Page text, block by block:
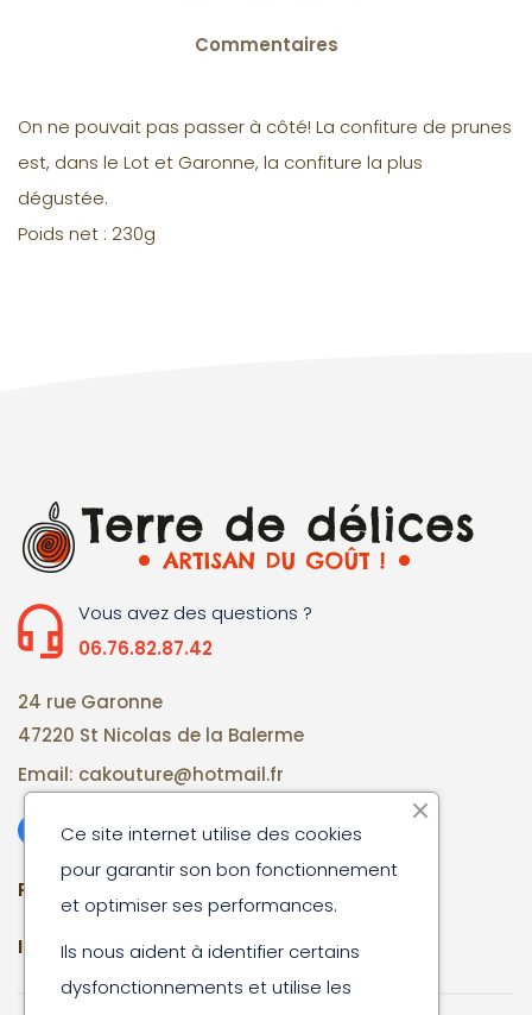
Commentaires
On ne pouvait pas passer à côté! La confiture de prunes
est, dans le Lot et Garonne, la confiture la plus
dégustée.
Poids net : 230g
Vous avez des questions ?
06.76.82.87.42
24 rue Garonne
47220 St Nicolas de la Balerme
Email: cakouture@hotmail.fr
Produits, Informations & Compte Client
Informations
Ce site internet utilise des cookies
pour garantir son bon fonctionnement
et optimiser ses performances.
Ils nous aident à identifier certains
dysfonctionnements et utilise les